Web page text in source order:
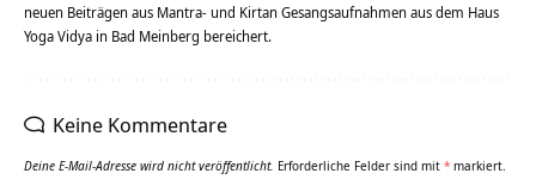
neuen Beiträgen aus Mantra- und Kirtan Gesangsaufnahmen aus dem Haus
Yoga Vidya in Bad Meinberg bereichert.
Keine Kommentare
Deine E-Mail-Adresse wird nicht veröffentlicht. Erforderliche Felder sind mit * markiert.